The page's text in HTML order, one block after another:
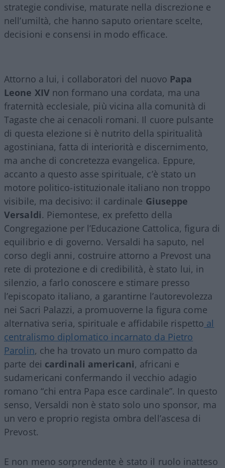
strategie condivise, maturate nella discrezione e
nell’umiltà, che hanno saputo orientare scelte,
decisioni e consensi in modo efficace.
Attorno a lui, i collaboratori del nuovo Papa
Leone XIVnon formano una cordata, ma una
fraternità ecclesiale, più vicina alla comunità di
Tagaste che ai cenacoli romani. Il cuore pulsante
di questa elezione si è nutrito della spiritualità
agostiniana, fatta di interiorità e discernimento,
ma anche di concretezza evangelica. Eppure,
accanto a questo asse spirituale, c’è stato un
motore politico-istituzionale italiano non troppo
visibile, ma decisivo: il cardinale Giuseppe
Versaldi. Piemontese, ex prefetto della
Congregazione per l’Educazione Cattolica, figura di
equilibrio e di governo. Versaldi ha saputo, nel
corso degli anni, costruire attorno a Prevost una
rete di protezione e di credibilità, è stato lui, in
silenzio, a farlo conoscere e stimare presso
l’episcopato italiano, a garantirne l’autorevolezza
nei Sacri Palazzi, a promuoverne la figura come
alternativa seria, spirituale e affidabile rispetto al
centralismo diplomatico incarnato da Pietro
Parolin, che ha trovato un muro compatto da
parte dei cardinali americani, africani e
sudamericani confermando il vecchio adagio
romano “chi entra Papa esce cardinale”. In questo
senso, Versaldi non è stato solo uno sponsor, ma
un vero e proprio regista ombra dell’ascesa di
Prevost.
E non meno sorprendente è stato il ruolo inatteso